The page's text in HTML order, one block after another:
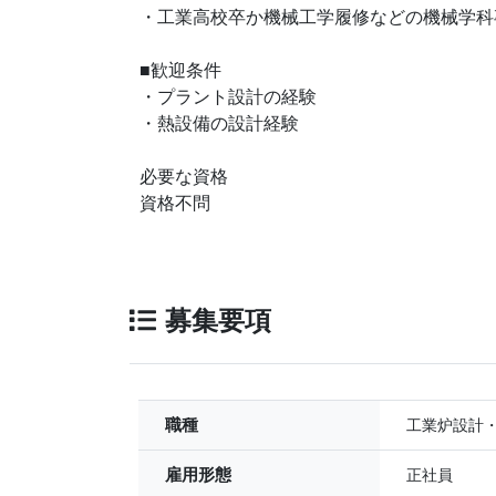
・工業高校卒か機械工学履修などの機械学
■歓迎条件
・プラント設計の経験
・熱設備の設計経験
必要な資格
資格不問
募集要項
職種 工業炉設計
雇用形態 正社員